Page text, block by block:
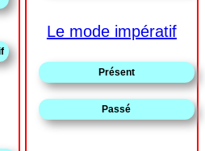
Le mode impératif
Présent
Passé